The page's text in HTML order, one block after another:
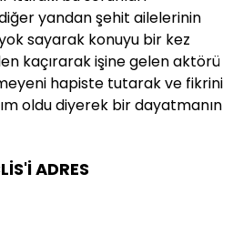
yandan şehit ailelerinin
sayarak konuyu bir kez
kaçırarak işine gelen aktörü
hapiste tutarak ve fikrini
oldu diyerek bir dayatmanın
ADRES